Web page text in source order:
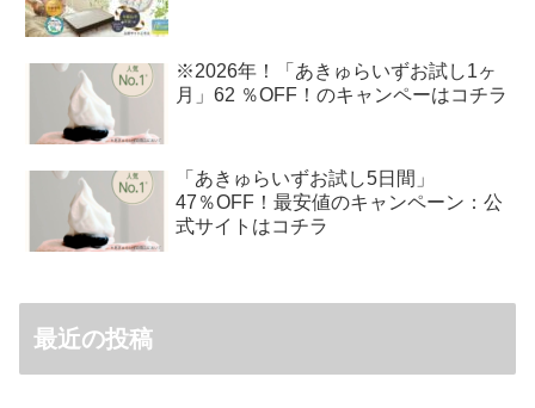
※2026年！「あきゅらいずお試し1ヶ
月」62 ％OFF！のキャンペーはコチラ
「あきゅらいずお試し5日間」
47％OFF！最安値のキャンペーン：公
式サイトはコチラ
最近の投稿